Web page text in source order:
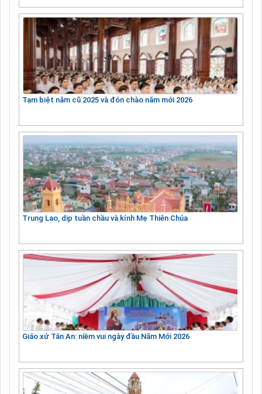
Tạm biệt năm cũ 2025 và đón chào năm mới 2026
Trung Lao, dịp tuần chầu và kính Mẹ Thiên Chúa
Giáo xứ Tân An: niềm vui ngày đầu Năm Mới 2026